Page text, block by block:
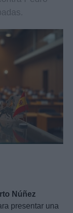
Núñez
presentar una